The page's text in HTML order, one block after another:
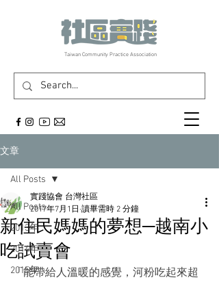
​Taiwan Community Practice Association
文章
All Posts
2013年
2014年
2015年
All Posts
新住民媽媽的夢想─越南小
吃試賣會
實踐協會 台灣社區
2017年7月1日 讀畢需時 2 分鐘
「能帶給人溫暖的感覺，河粉吃起來超